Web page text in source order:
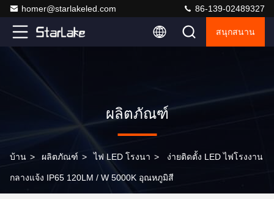
homer@starlakeled.com 86-139-02489327
สนุกสนาน
ผลิตภัณฑ์
บ้าน > ผลิตภัณฑ์ > ไฟ LED โรงนา > ง่ายติดตั้ง LED ไฟโรงงาน
กลางแจ้ง IP65 120LM / W 5000K อุณหภูมิสี